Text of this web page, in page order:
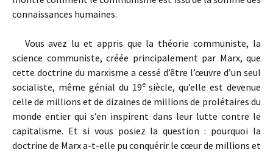
connaissances humaines.
Vous avez lu et appris que la théorie communiste, la
science communiste, créée principalement par Marx, que
cette doctrine du marxisme a cessé d’être l’œuvre d’un seul
socialiste, même génial du 19esiècle, qu’elle est devenue
celle de millions et de dizaines de millions de prolétaires du
monde entier qui s’en inspirent dans leur lutte contre le
capitalisme. Et si vous posiez la question : pourquoi la
doctrine de Marx a-t-elle pu conquérir le cœur de millions et